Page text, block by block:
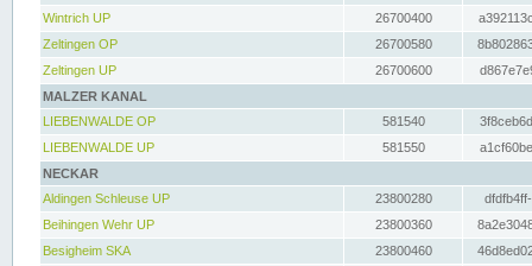
Wintrich UP
26700400
Zeltingen OP
26700580
Zeltingen UP
26700600
MALZER KANAL
LIEBENWALDE OP
581540
LIEBENWALDE UP
581550
NECKAR
Aldingen Schleuse UP
23800280
Beihingen Wehr UP
23800360
Besigheim SKA
23800460